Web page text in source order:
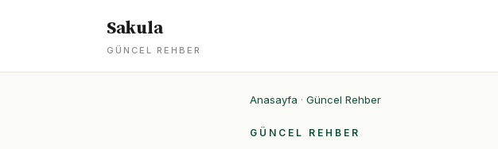
Sakula
GÜNCEL REHBER
Anasayfa · Güncel Rehber
GÜNCEL REHBER